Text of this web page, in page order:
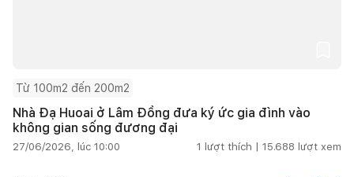
Từ 100m2 đến 200m2
Nhà Đạ Huoai ở Lâm Đồng đưa ký ức gia đình vào
không gian sống đương đại
27/06/2026, lúc 10:00 1 lượt thích | 15.688 lượt xem